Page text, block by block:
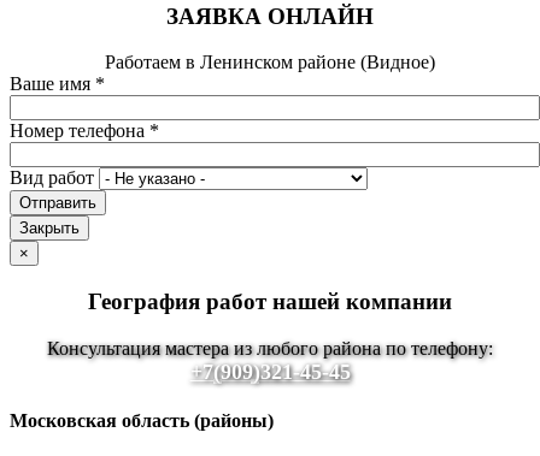
ЗАЯВКА ОНЛАЙН
Работаем в Ленинском районе (Видное)
Ваше имя *
Номер телефона *
Вид работ
Отправить
Закрыть
×
География работ нашей компании
Консультация мастера из любого района по телефону:
+7(909)321-45-45
Московская область (районы)